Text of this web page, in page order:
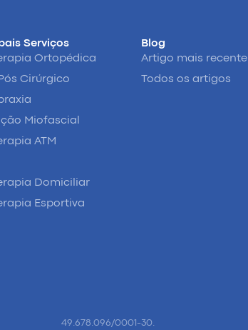
Serviços
Ortopédica
Cirúrgico
Miofascial
ATM
Domiciliar
Esportiva
Blog
Artigo mais recente
Todos os artigos
49.678.096/0001-30.